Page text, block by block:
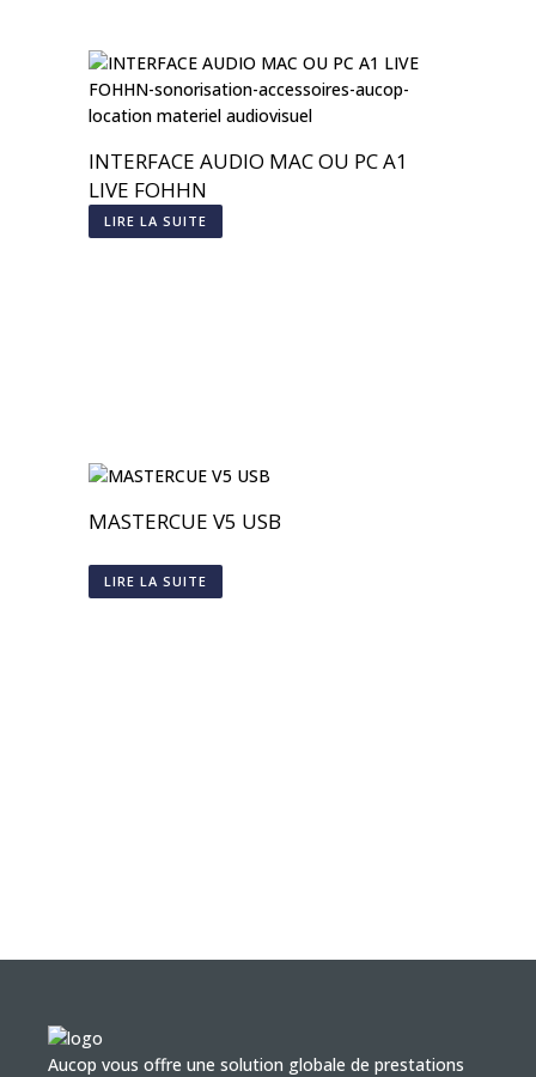
INTERFACE AUDIO MAC OU PC A1
LIVE FOHHN
LIRE LA SUITE
MASTERCUE V5 USB
LIRE LA SUITE
Aucop vous offre une solution globale de prestations